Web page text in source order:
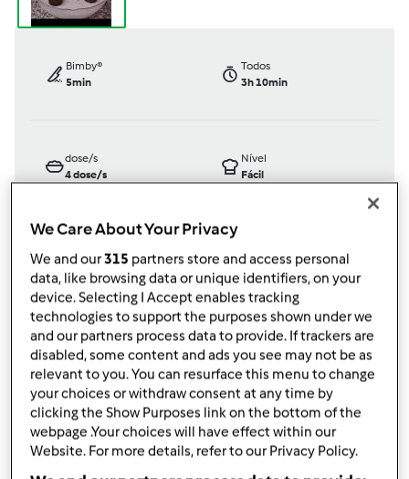
Bimby®
5min
Todos
3h 10min
dose/s
4dose/s
Nível
Fácil
TM6
porCristiana gil
published: 29.03.2025
alterado: 29.03.2025
Adicionar às minhas coleções
Partilhar receita
Criar uma variante
We Care About Your Privacy
We and our315 partners store and access personal
data, like browsing data or unique identifiers, on your
device. Selecting I Accept enables tracking
technologies to support the purposes shown under we
and our partners process data to provide. If trackers are
disabled, some content and ads you see may not be as
relevant to you. You can resurface this menu to change
your choices or withdraw consent at any time by
clicking the Show Purposes link on the bottom of the
webpage .Your choices will have effect within our
Website. For more details, refer to our Privacy Policy.